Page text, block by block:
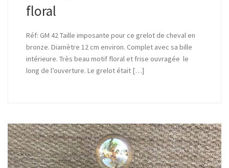
floral
Réf: GM 42 Taille imposante pour ce grelot de cheval en
bronze. Diamètre 12 cm environ. Complet avec sa bille
intérieure. Très beau motif floral et frise ouvragée le
long de l’ouverture. Le grelot était […]